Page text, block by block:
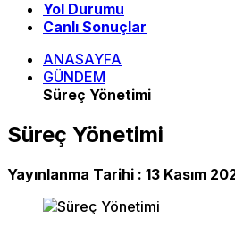
Yol Durumu
Canlı Sonuçlar
ANASAYFA
GÜNDEM
Süreç Yönetimi
Süreç Yönetimi
Yayınlanma Tarihi : 13 Kasım